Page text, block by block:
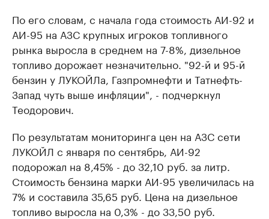
По его словам, с начала года стоимость АИ-92 и
АИ-95 на АЗС крупных игроков топливного
рынка выросла в среднем на 7-8%, дизельное
топливо дорожает незначительно. "92-й и 95-й
бензин у ЛУКОЙЛа, Газпромнефти и Татнефть-
Запад чуть выше инфляции", - подчеркнул
Теодорович.
По результатам мониторинга цен на АЗС сети
ЛУКОЙЛ с января по сентябрь, АИ-92
подорожал на 8,45% - до 32,10 руб. за литр.
Стоимость бензина марки АИ-95 увеличилась на
7% и составила 35,65 руб. Цена на дизельное
топливо выросла на 0,3% - до 33,50 руб.